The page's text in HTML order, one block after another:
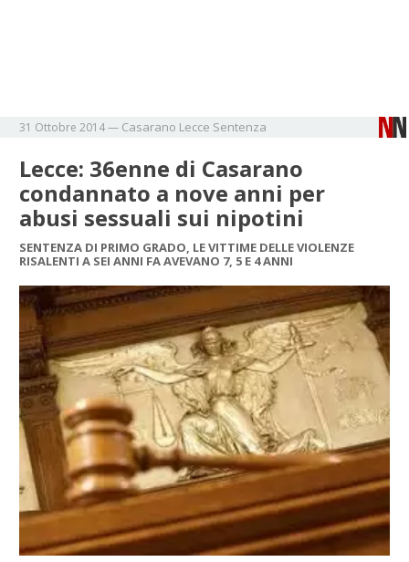
31 Ottobre 2014— Casarano Lecce Sentenza
Lecce: 36enne di Casarano
condannato a nove anni per
abusi sessuali sui nipotini
SENTENZA DI PRIMO GRADO, LE VITTIME DELLE VIOLENZE
RISALENTI A SEI ANNI FA AVEVANO 7, 5 E 4 ANNI